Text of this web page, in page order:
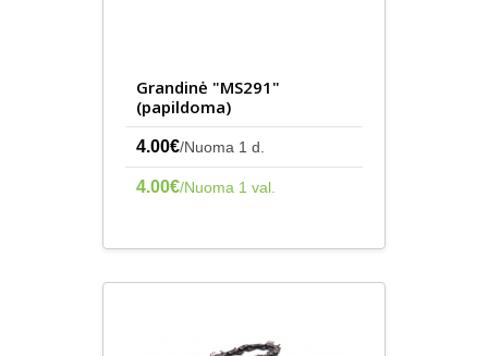
Grandinė "MS291"
(papildoma)
4.00€/Nuoma 1 d.
4.00€/Nuoma 1 val.